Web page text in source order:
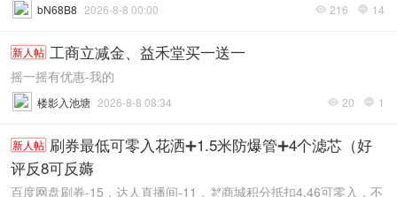
 216  14
bN68B8 2026-8-8 00:00
新人帖 工商立减金、益禾堂买一送一
摇一摇有优惠-我的
 20  1
楼影入池塘 2026-8-8 08:34
新人帖 刷券最低可零入花洒➕1.5米防爆管➕4个滤芯（好
评反8可反薅
百度网盘刷券-15，达人直播间-11，🫘商城积分抵扣4.46可零入，不